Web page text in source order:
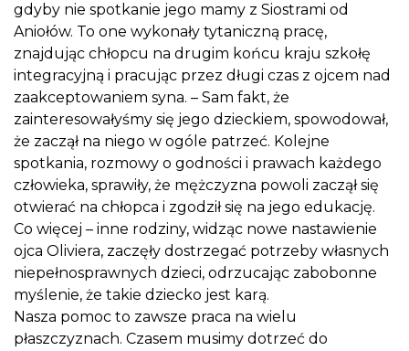
gdyby nie spotkanie jego mamy z Siostrami od
Aniołów. To one wykonały tytaniczną pracę,
znajdując chłopcu na drugim końcu kraju szkołę
integracyjną i pracując przez długi czas z ojcem nad
zaakceptowaniem syna. – Sam fakt, że
zainteresowałyśmy się jego dzieckiem, spowodował,
że zaczął na niego w ogóle patrzeć. Kolejne
spotkania, rozmowy o godności i prawach każdego
człowieka, sprawiły, że mężczyzna powoli zaczął się
otwierać na chłopca i zgodził się na jego edukację.
Co więcej – inne rodziny, widząc nowe nastawienie
ojca Oliviera, zaczęły dostrzegać potrzeby własnych
niepełnosprawnych dzieci, odrzucając zabobonne
myślenie, że takie dziecko jest karą.
Nasza pomoc to zawsze praca na wielu
płaszczyznach. Czasem musimy dotrzeć do